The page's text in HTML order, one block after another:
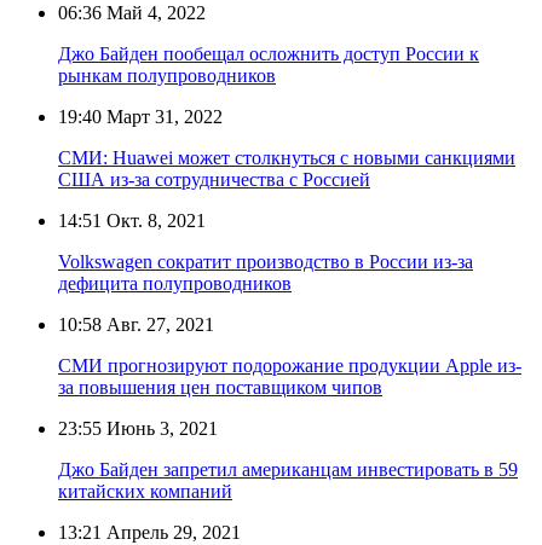
06:36 Май 4, 2022
Джо Байден пообещал осложнить доступ России к
рынкам полупроводников
19:40 Март 31, 2022
СМИ: Huawei может столкнуться с новыми санкциями
США из-за сотрудничества с Россией
14:51 Окт. 8, 2021
Volkswagen сократит производство в России из-за
дефицита полупроводников
10:58 Авг. 27, 2021
СМИ прогнозируют подорожание продукции Apple из-
за повышения цен поставщиком чипов
23:55 Июнь 3, 2021
Джо Байден запретил американцам инвестировать в 59
китайских компаний
13:21 Апрель 29, 2021